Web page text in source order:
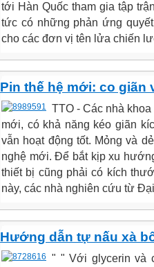
tới Hàn Quốc tham gia tập
tức có những phản ứng
cho các đơn vị tên lửa chiến
Pin thế hệ mới: co giãn
TTO - Các nhà
mới, có khả năng kéo giãn
vẫn hoạt động tốt. Mỏng và
nghệ mới. Để bắt kịp xu
thiết bị cũng phải có kích
này, các nhà nghiên cứu từ
Hướng dẫn tự nấu xà
" " Với glycerin và